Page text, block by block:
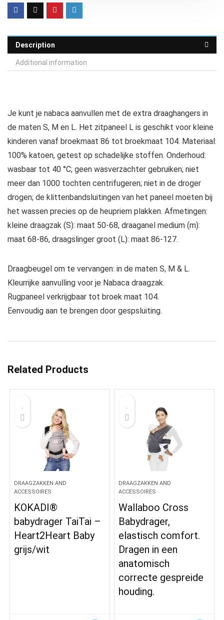
Description
Additional information
Je kunt je nabaca aanvullen met de extra draaghangers in
de maten S, M en L. Het zitpaneel L is geschikt voor kleine
kinderen vanaf broekmaat 86 tot broekmaat 104. Materiaal:
100% katoen, getest op schadelijke stoffen. Onderhoud:
wasbaar tot 40 °C; geen wasverzachter gebruiken; niet
meer dan 1000 tochten centrifugeren; niet in de droger
drogen; de klittenbandsluitingen van het paneel moeten bij
het wassen precies op de heupriem plakken. Afmetingen:
kleine draagzak (S): maat 50-68, draaganel medium (m):
maat 68-86, draagslinger groot (L): maat 86-127.
Draagbeugel om te vervangen: in de maten S, M & L.
Kleurrijke aanvulling voor je Nabaca draagzak.
Rugpaneel verkrijgbaar tot broek maat 104.
Eenvoudig aan te brengen door gespsluiting.
Related Products
DRAAGZAKKEN AND
ACCESSOIRES
KOKADI®
babydrager TaiTai –
Heart2Heart Baby
grijs/wit
DRAAGZAKKEN AND
ACCESSOIRES
Wallaboo Cross
Babydrager,
elastisch comfort.
Dragen in een
anatomisch
correcte gespreide
houding.